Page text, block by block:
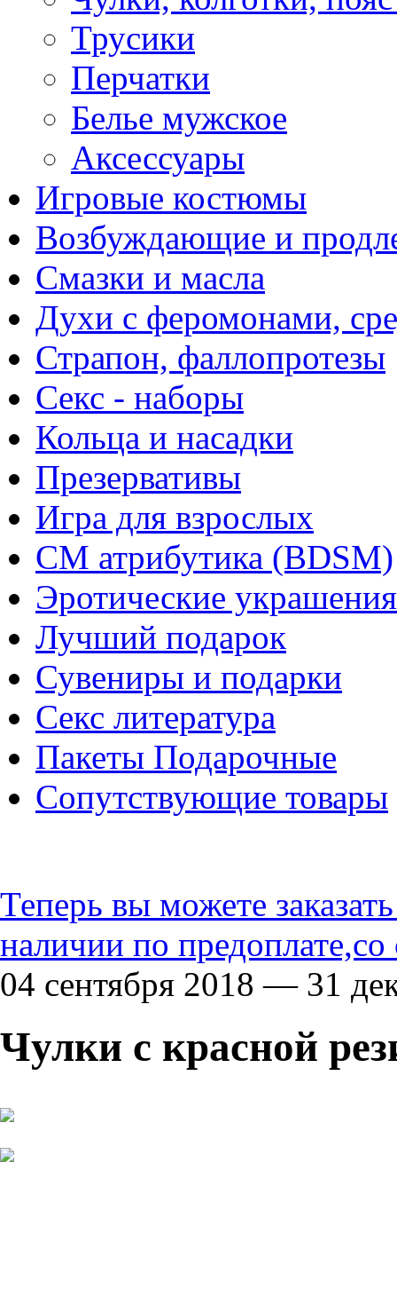
Трусики
Перчатки
Белье мужское
Аксессуары
Игровые костюмы
Возбуждающие и
Смазки и масла
Духи с феромонами,
Страпон, фаллопротезы
Секс - наборы
Кольца и насадки
Презервативы
Игра для взрослых
СМ атрибутика (BDSM)
Эротические
Лучший подарок
Сувениры и подарки
Секс литература
Пакеты Подарочные
Сопутствующие товары
Теперь вы можете
наличии по предоплате,со
04 сентября 2018 — 31
Чулки с красной